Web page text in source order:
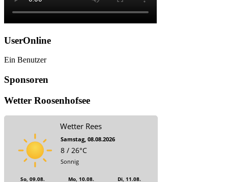
UserOnline
Ein Benutzer
Sponsoren
Wetter Roosenhofsee
Wetter Rees
Samstag, 08.08.2026
8 / 26°C
Sonnig
So, 09.08. Mo, 10.08. Di, 11.08.